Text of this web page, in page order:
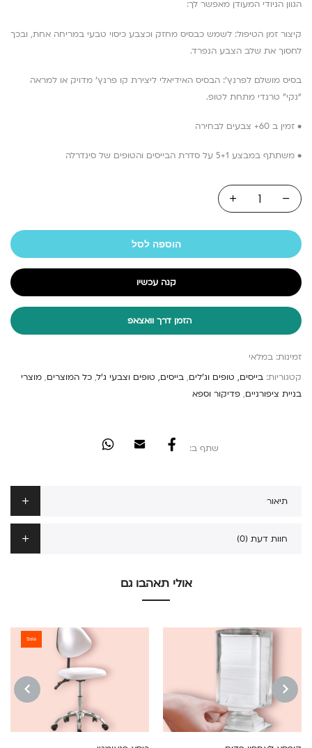
הגוון הניודי המעודן מאפשר לך:
קיצור זמן הטיפול: לשמש כבסיס מחזק וכצבע כיסוי טבעי במריחה אחת, ובכך
לחסוך את שלב הצבע הנפרד.
בסיס מושלם לפרנץ’: הבסיס האידיאלי ליצירת קו פרנץ’ מדויק או למראה
“נקי” טרנדי מתחת לטופ.
• זמין ב 60+ צבעים לבחירה
• משתתף במבצע 5+1 על סדרת הבייסים והטופים של סינדרלה
הוספה לסל
קנה עכשיו
הזמן דרך וואצאפ
זמינות: במלאי
קטגוריות: בייסים, טופים וג'לים, בייסים, טופים וצבעי ג'ל, כל המוצרים, מוצרי
בניית ציפורניים, פדיקור וספא
שתף ב:
תיאור
חוות דעת (0)
אולי תאהבו גם
PREVIOUS
Sale